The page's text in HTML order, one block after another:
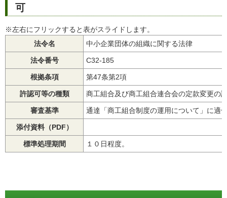
可
※左右にフリックすると表がスライドします。
法令名
中小企業団体の組織に関する法律
法令番号 C32-185
根拠条項 第47条第2項
許認可等の種類 商工組合及び商工組合連合会の定款変更の
審査基準 通達「商工組合制度の運用について」に適
添付資料（PDF）
標準処理期間 １０日程度。